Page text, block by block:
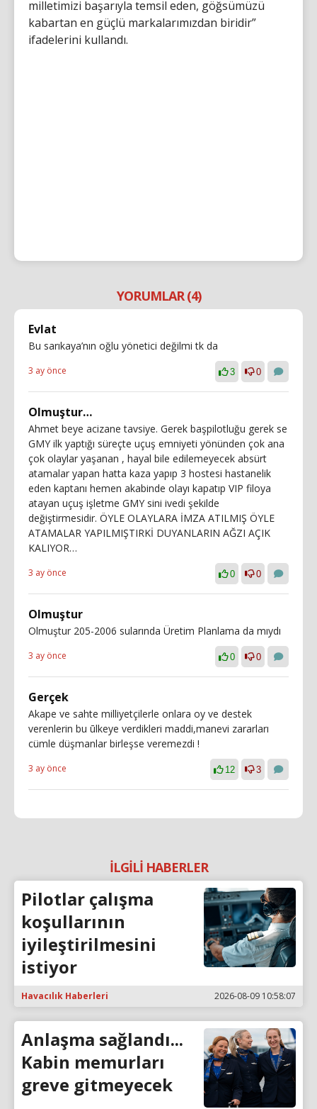
milletimizi başarıyla temsil eden, göğsümüzü
kabartan en güçlü markalarımızdan biridir”
ifadelerini kullandı.
YORUMLAR (4)
Evlat
Bu sarıkaya’nın oğlu yönetici değilmi tk da
3 ay önce 3 0
Olmuştur…
Ahmet beye acizane tavsiye. Gerek başpilotluğu gerek se
GMY ilk yaptığı süreçte uçuş emniyeti yönünden çok ana
çok olaylar yaşanan , hayal bile edilemeyecek absürt
atamalar yapan hatta kaza yapıp 3 hostesi hastanelik
eden kaptanı hemen akabinde olayı kapatıp VIP filoya
atayan uçuş işletme GMY sini ivedi şekilde
değiştirmesidir. ÖYLE OLAYLARA İMZA ATILMIŞ ÖYLE
ATAMALAR YAPILMIŞTIRKİ DUYANLARIN AĞZI AÇIK
KALIYOR…
3 ay önce 0 0
Olmuştur
Olmuştur 205-2006 sularında Üretim Planlama da mıydı
3 ay önce 0 0
Gerçek
Akape ve sahte milliyetçilerle onlara oy ve destek
verenlerin bu ūlkeye verdikleri maddi,manevi zararları
cümle düşmanlar birleşse veremezdi !
3 ay önce 12 3
İLGİLİ HABERLER
Pilotlar çalışma
koşullarının
iyileştirilmesini
istiyor
Havacılık Haberleri 2026-08-09 10:58:07
Anlaşma sağlandı...
Kabin memurları
greve gitmeyecek